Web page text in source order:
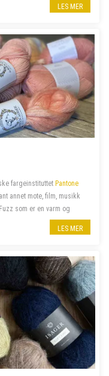
LES MER
fargeinstituttet Pantone
annet mote, film, musikk
som er en varm og
sjel. Naturligvi...
LES MER